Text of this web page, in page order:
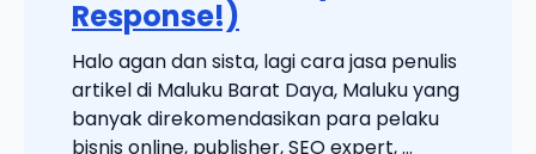
Response!)
Halo agan dan sista, lagi cara jasa penulis
artikel di Maluku Barat Daya, Maluku yang
banyak direkomendasikan para pelaku
bisnis online, publisher, SEO expert, ...